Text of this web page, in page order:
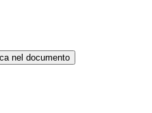
nel documento